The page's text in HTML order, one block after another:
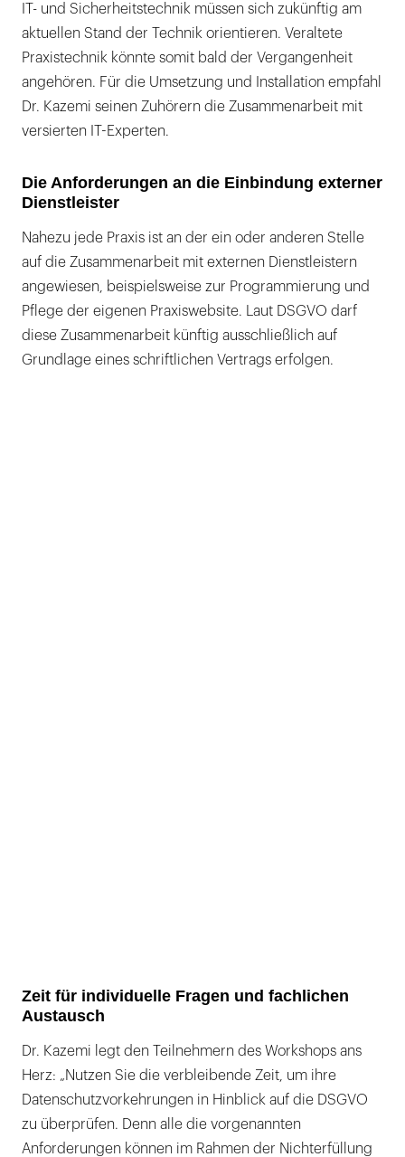
IT- und Sicherheitstechnik müssen sich zukünftig am
aktuellen Stand der Technik orientieren. Veraltete
Praxistechnik könnte somit bald der Vergangenheit
angehören. Für die Umsetzung und Installation empfahl
Dr. Kazemi seinen Zuhörern die Zusammenarbeit mit
versierten IT-Experten.
Die Anforderungen an die Einbindung externer
Dienstleister
Nahezu jede Praxis ist an der ein oder anderen Stelle
auf die Zusammenarbeit mit externen Dienstleistern
angewiesen, beispielsweise zur Programmierung und
Pflege der eigenen Praxiswebsite. Laut DSGVO darf
diese Zusammenarbeit künftig ausschließlich auf
Grundlage eines schriftlichen Vertrags erfolgen.
Zeit für individuelle Fragen und fachlichen
Austausch
Dr. Kazemi legt den Teilnehmern des Workshops ans
Herz: „Nutzen Sie die verbleibende Zeit, um ihre
Datenschutzvorkehrungen in Hinblick auf die DSGVO
zu überprüfen. Denn alle die vorgenannten
Anforderungen können im Rahmen der Nichterfüllung